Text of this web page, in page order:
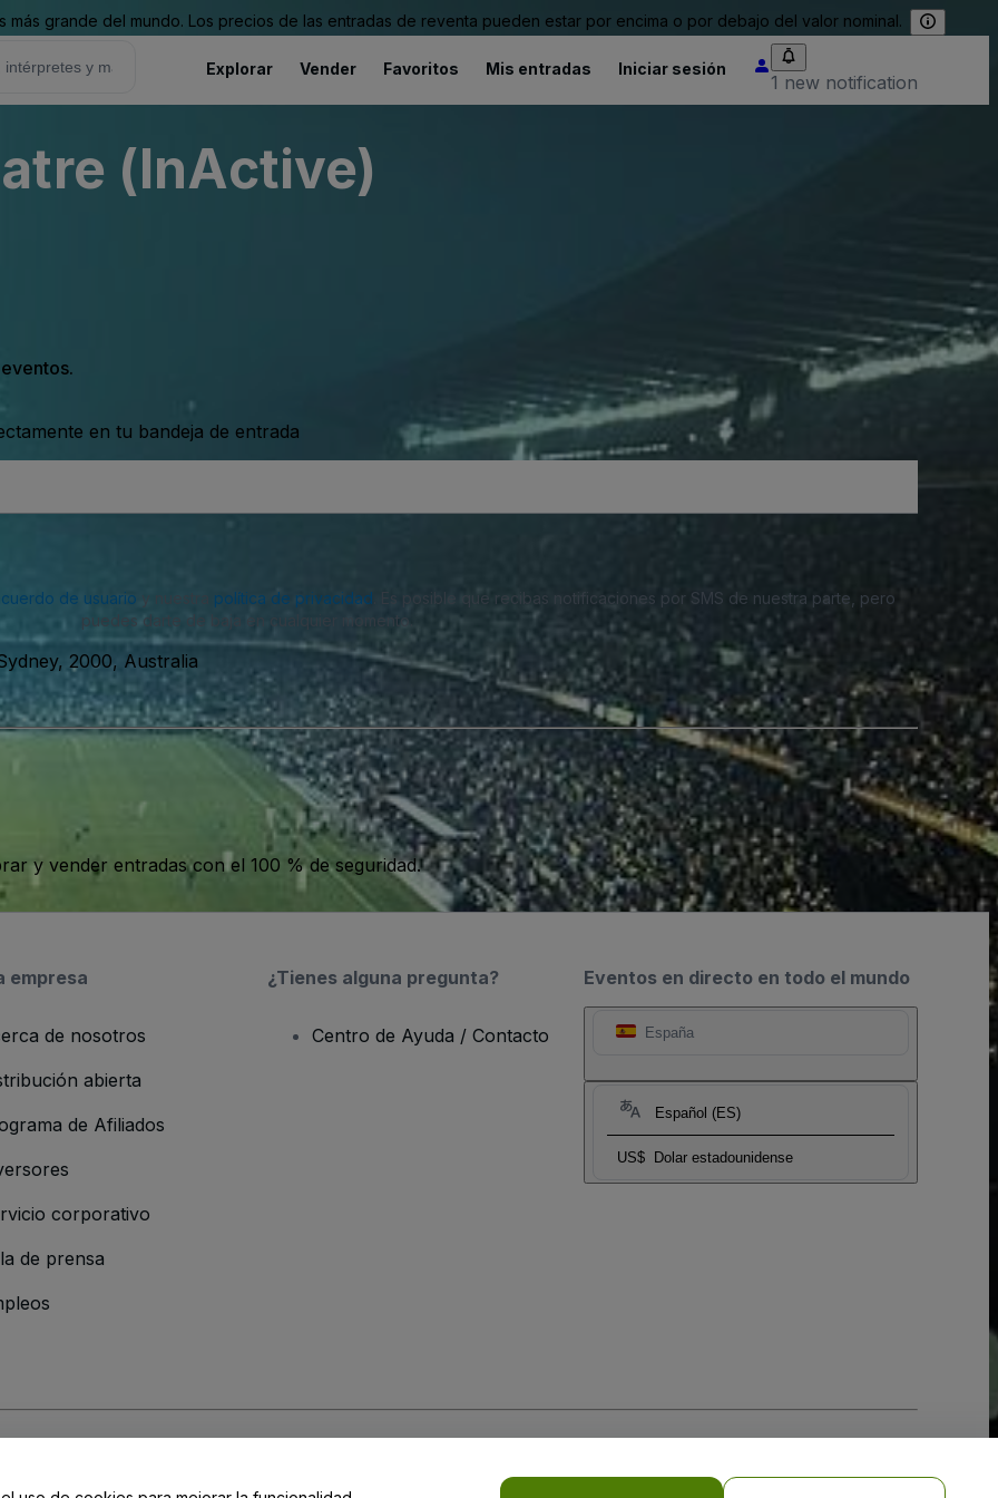
grande del mundo. Los precios de las entradas de reventa pueden estar por encima o por debajo del valor nominal.
Explorar Vender Favoritos Mis entradas Iniciar sesión
1 new notification
(InActive)
en tu bandeja de entrada
de usuario política de privacidad
. Es posible que recibas notificaciones por SMS de nuestra parte, pero
puedes darte de baja en cualquier momento.
2000, Australia
y vender entradas con el 100 % de seguridad.
Eventos en directo en todo el mundo
España
Español (ES)
US$ Dolar estadounidense
empresa
de nosotros
abierta
de Afiliados
corporativo
de prensa
¿Tienes alguna pregunta?
Centro de Ayuda / Contacto
y de laPolítica de Privacidad para Móviles